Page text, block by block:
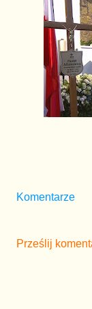
Komentarze
Prześlij